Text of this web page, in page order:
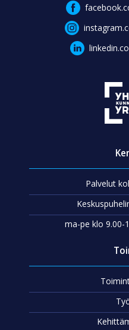
Palvelut
ma-pe klo 9.00-